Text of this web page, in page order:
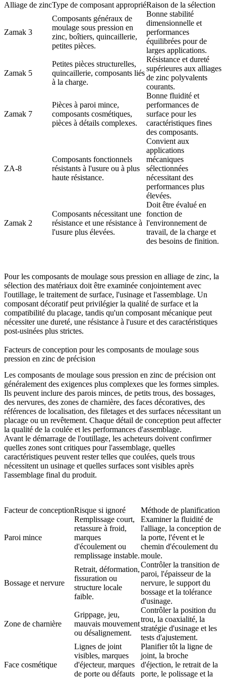
Alliage de zincType de composant appropriéRaison de la sélection
Zamak 3
Composants généraux de
moulage sous pression en
zinc, boîtiers, quincaillerie,
petites pièces.
Bonne stabilité
dimensionnelle et
performances
équilibrées pour de
larges applications.
Zamak 5
Petites pièces structurelles,
quincaillerie, composants liés
à la charge.
Résistance et dureté
supérieures aux alliages
de zinc polyvalents
courants.
Zamak 7
Pièces à paroi mince,
composants cosmétiques,
pièces à détails complexes.
Bonne fluidité et
performances de
surface pour les
caractéristiques fines
des composants.
ZA-8
Composants fonctionnels
résistants à l'usure ou à plus
haute résistance.
Convient aux
applications
mécaniques
sélectionnées
nécessitant des
performances plus
élevées.
Zamak 2
Composants nécessitant une
résistance et une résistance à
l'usure plus élevées.
Doit être évalué en
fonction de
l'environnement de
travail, de la charge et
des besoins de finition.
Pour les composants de moulage sous pression en alliage de zinc, la
sélection des matériaux doit être examinée conjointement avec
l'outillage, le traitement de surface, l'usinage et l'assemblage. Un
composant décoratif peut privilégier la qualité de surface et la
compatibilité du placage, tandis qu'un composant mécanique peut
nécessiter une dureté, une résistance à l'usure et des caractéristiques
post-usinées plus strictes.
Facteurs de conception pour les composants de moulage sous
pression en zinc de précision
Les composants de moulage sous pression en zinc de précision ont
généralement des exigences plus complexes que les formes simples.
Ils peuvent inclure des parois minces, de petits trous, des bossages,
des nervures, des zones de charnière, des faces décoratives, des
références de localisation, des filetages et des surfaces nécessitant un
placage ou un revêtement. Chaque détail de conception peut affecter
la qualité de la coulée et les performances d'assemblage.
Avant le démarrage de l'outillage, les acheteurs doivent confirmer
quelles zones sont critiques pour l'assemblage, quelles
caractéristiques peuvent rester telles que coulées, quels trous
nécessitent un usinage et quelles surfaces sont visibles après
l'assemblage final du produit.
Facteur de conceptionRisque si ignoré Méthode de planification
Paroi mince
Remplissage court,
retassure à froid,
marques
d'écoulement ou
remplissage instable.
Examiner la fluidité de
l'alliage, la conception de
la porte, l'évent et le
chemin d'écoulement du
moule.
Bossage et nervure
Retrait, déformation,
fissuration ou
structure locale
faible.
Contrôler la transition de
paroi, l'épaisseur de la
nervure, le support du
bossage et la tolérance
d'usinage.
Zone de charnière
Grippage, jeu,
mauvais mouvement
ou désalignement.
Contrôler la position du
trou, la coaxialité, la
stratégie d'usinage et les
tests d'ajustement.
Face cosmétique
Lignes de joint
visibles, marques
d'éjecteur, marques
de porte ou défauts
Planifier tôt la ligne de
joint, la broche
d'éjection, le retrait de la
porte, le polissage et la